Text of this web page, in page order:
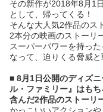
その新作が2018年8月1
として、帰ってくる！
そんな大人気2作品のス
2本分の映画のストーリ
スーパーパワーを持っ
なって、迫りくる脅威と
■ 8月1日公開のディズ
ル・ファミリー』はも
含んだ2作品のストーリ
かっこいいアクションや